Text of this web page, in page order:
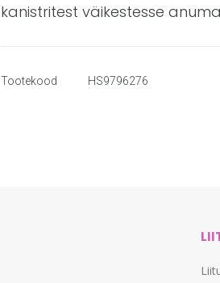
kanistritest väikestesse
Tootekood HS9796276